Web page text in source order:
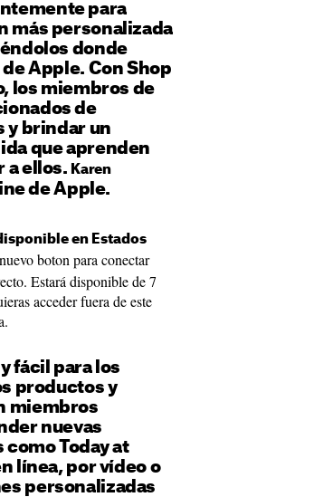
para
más personalizada
donde
Apple. Con Shop
los miembros de
de
y brindar un
que aprenden
a ellos. Karen
de Apple.
en Estados
boton para conectar
Estará disponible de 7
acceder fuera de este
fácil para los
productos y
miembros
nuevas
Today at
línea, por vídeo o
personalizadas